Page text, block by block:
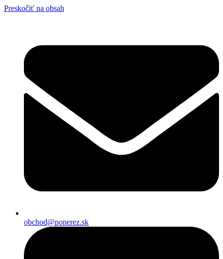
Preskočiť na obsah
obchod@ponerez.sk